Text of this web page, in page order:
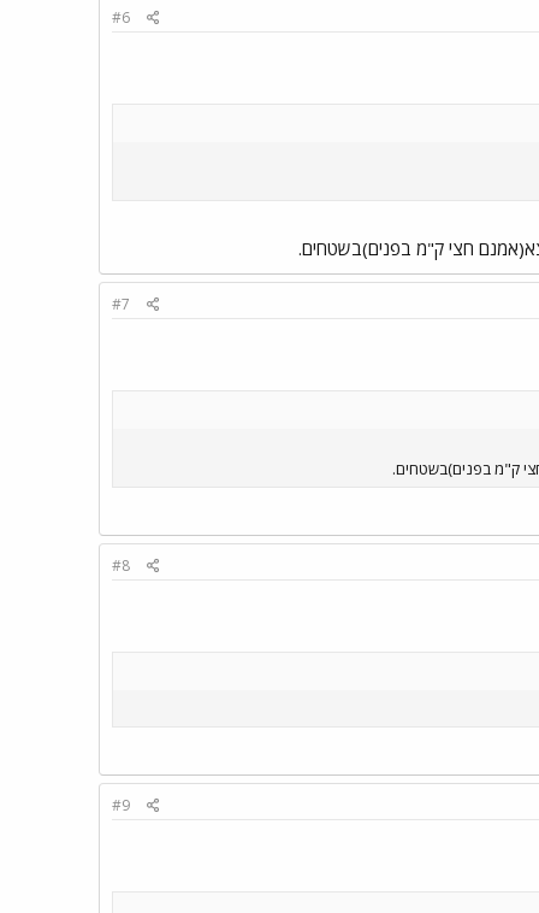
#6
חצי ק"מ בפנים)בשטחים.
#7
ק"מ בפנים)בשטחים.
#8
#9